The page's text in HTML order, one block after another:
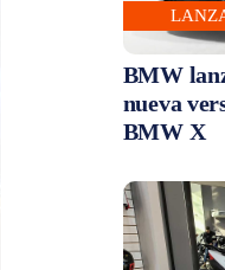
BMW
nueva
BMW X